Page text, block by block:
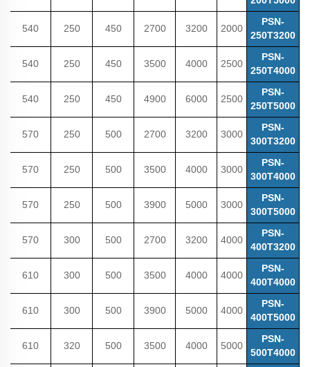
PSN-
250T3200
2000
3200
2700
450
250
540
PSN-
250T4000
2500
4000
3500
450
250
540
PSN-
250T5000
2500
6000
4900
450
250
540
PSN-
300T3200
3000
3200
2700
500
250
570
PSN-
300T4000
3000
4000
3500
500
250
570
PSN-
300T5000
3000
5000
3900
500
250
570
PSN-
400T3200
4000
3200
2700
500
300
570
PSN-
400T4000
4000
4000
3500
500
300
610
PSN-
400T5000
4000
5000
3900
500
300
610
PSN-
500T4000
5000
4000
3500
500
320
610